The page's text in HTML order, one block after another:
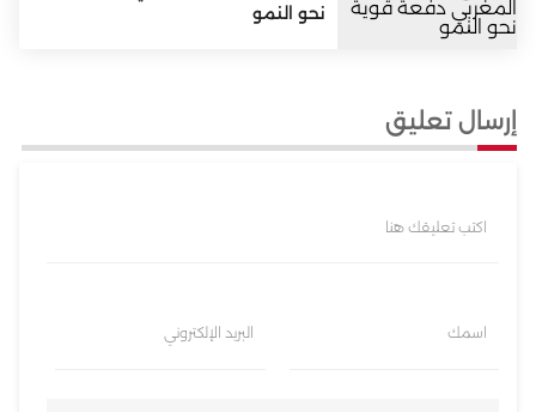
نحو النمو
إرسال تعليق
اكتب تعليقك هنا
اسمك البريد الإلكتروني